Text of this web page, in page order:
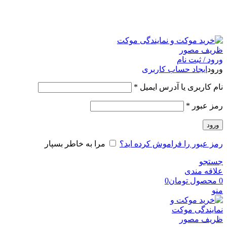
ورود / ثبت نام
ورود ایجاد حساب کاربری
نام کاربری یا آدرس ایمیل *
رمز عبور *
ورود
رمز عبور را فراموش کرده اید؟ مرا به خاطر بسپار
جستجو
علاقه مندی
0 محصول تومان0
منو